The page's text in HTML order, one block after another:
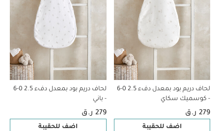
لحاف دريم بود بمعدل دفء 2.5 0-6
- كوسميك سكاي
279 ر.ق
اضف للحقيبة
لحاف دريم بود بمعدل دفء 2.5 0-6
- باني
279 ر.ق
اضف للحقيبة